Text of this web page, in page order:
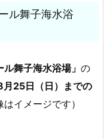
ル舞子海水浴
ル舞子海水浴場」 の
25日（日）までの
イメージです）